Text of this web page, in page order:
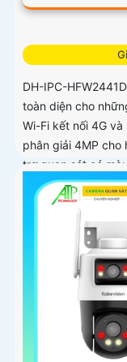
DH-IPC-
toàn diện cho
Wi-Fi kết nối 4G
phân giải 4MP cho
trợ quan sát có
và đàm thoại hai